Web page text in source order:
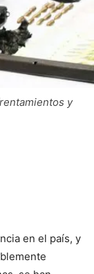
y
en el país, y